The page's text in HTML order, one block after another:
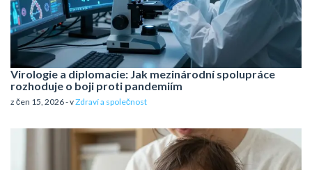
Virologie a diplomacie: Jak mezinárodní spolupráce
rozhoduje o boji proti pandemiím
z čen 15, 2026 - vZdraví a společnost